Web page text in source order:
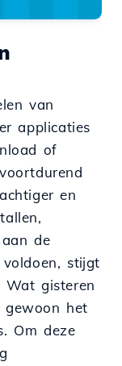
van
applicaties
of
en
de
stijgt
gisteren
gewoon het
Om deze